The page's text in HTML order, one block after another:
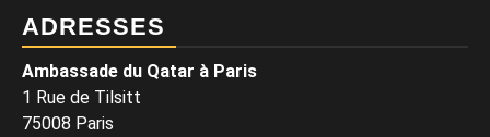
ADRESSES
Ambassade du Qatar à Paris
1 Rue de Tilsitt
75008 Paris